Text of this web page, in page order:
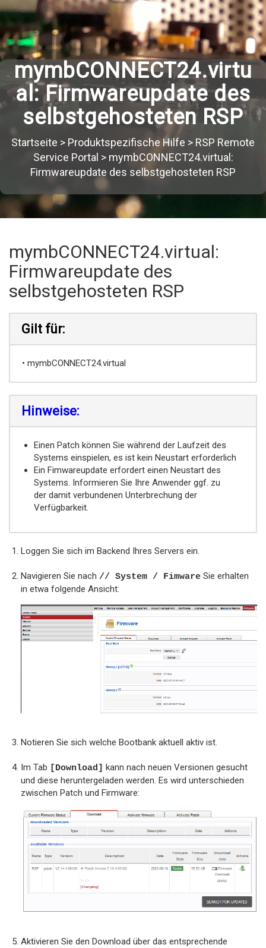
mymbCONNECT24.virtu
al: Firmwareupdate des
selbstgehosteten RSP
Startseite > Produktspezifische Hilfe > RSP Remote
Service Portal > mymbCONNECT24.virtual:
Firmwareupdate des selbstgehosteten RSP
mymbCONNECT24.virtual:
Firmwareupdate des
selbstgehosteten RSP
Gilt für:
• mymbCONNECT24.virtual
Hinweise:
Einen Patch können Sie während der Laufzeit des
Systems einspielen, es ist kein Neustart erforderlich
Ein Fimwareupdate erfordert einen Neustart des
Systems. Informieren Sie Ihre Anwender ggf. zu
der damit verbundenen Unterbrechung der
Verfügbarkeit.
Loggen Sie sich im Backend Ihres Servers ein.
Navigieren Sie nach // System / Fimware Sie erhalten
in etwa folgende Ansicht:
Notieren Sie sich welche Bootbank aktuell aktiv ist.
Im Tab [Download] kann nach neuen Versionen gesucht
und diese heruntergeladen werden. Es wird unterschieden
zwischen Patch und Firmware:
Aktivieren Sie den Download über das entsprechende